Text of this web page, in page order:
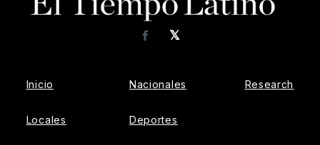
𝕏
Facebook
Inicio
Locales
Nacionales
Deportes
Research